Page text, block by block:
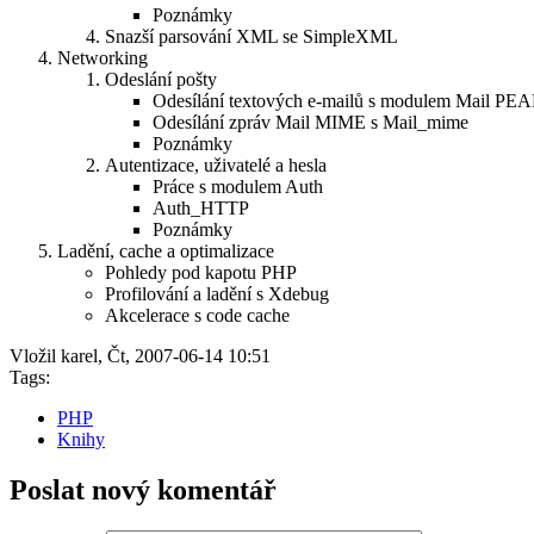
Poznámky
Snazší parsování XML se SimpleXML
Networking
Odeslání pošty
Odesílání textových e-mailů s modulem Mail
Odesílání zpráv Mail MIME s Mail_mime
Poznámky
Autentizace, uživatelé a hesla
Práce s modulem Auth
Auth_HTTP
Poznámky
Ladění, cache a optimalizace
Pohledy pod kapotu PHP
Profilování a ladění s Xdebug
Akcelerace s code cache
Vložil karel, Čt, 2007-06-14 10:51
Tags:
PHP
Knihy
Poslat nový komentář